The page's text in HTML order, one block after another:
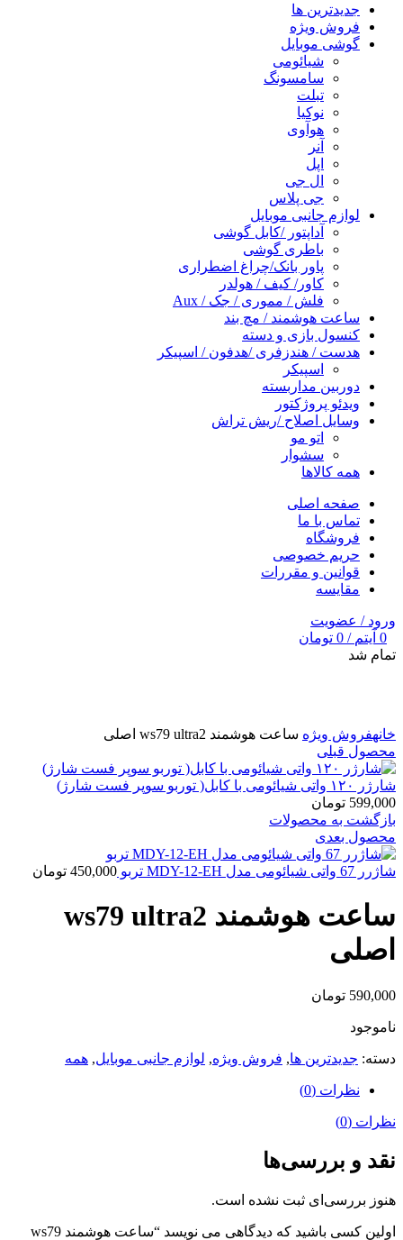
جدیدترین ها
فروش ویژه
گوشی موبایل
شیائومی
سامسونگ
تبلت
نوکیا
هوآوی
آنر
اپل
ال جی
جی پلاس
لوازم جانبی موبایل
آداپتور /کابل گوشی
باطری گوشی
پاور بانک/چراغ اضطراری
کاور/ کیف / هولدر
فلش / مموری / جک / Aux
ساعت هوشمند / مچ بند
کنسول بازی و دسته
هدست / هندزفری /هدفون / اسپیکر
اسپیکر
دوربین مداربسته
ویدئو پروژکتور
وسایل اصلاح /ریش تراش
اتو مو
سشوار
همه کالاها
صفحه اصلی
تماس با ما
فروشگاه
حریم خصوصی
قوانین و مقررات
مقایسه
ورود / عضویت
0 آیتم /
0 تومان
تمام شد
خانهفروش ویژه ساعت هوشمند ws79 ultra2 اصلی
محصول قبلی
شارژر ۱۲۰ واتی شیائومی با کابل( توربو سوپر فست شارژ)
599,000 تومان
بازگشت به محصولات
محصول بعدی
شاژرر 67 واتی شیائومی مدل MDY-12-EH تربو 450,000 تومان
ساعت هوشمند ws79 ultra2
اصلی
590,000 تومان
ناموجود
دسته: جدیدترین ها, فروش ویژه, لوازم جانبی موبایل, همه
نظرات (0)
نظرات (0)
نقد و بررسی‌ها
هنوز بررسی‌ای ثبت نشده است.
اولین کسی باشید که دیدگاهی می نویسد “ساعت هوشمند ws79